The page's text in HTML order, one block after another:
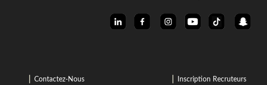
Contactez-Nous Inscription Recruteurs